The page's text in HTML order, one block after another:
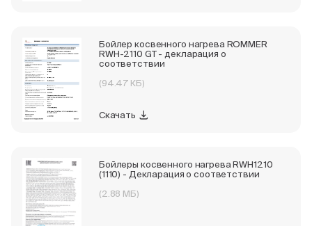
Бойлер косвенного нагрева ROMMER
RWH-2110 GT - декларация о
соответствии
(94.47 КБ)
Скачать
Бойлеры косвенного нагрева RWH1210
(1110) - Декларация о соответствии
(2.88 МБ)